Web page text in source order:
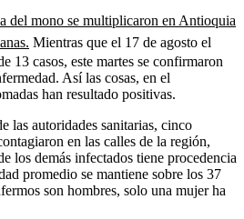
del mono se multiplicaron en Antioquia
Mientras que el 17 de agosto el
13 casos, este martes se confirmaron
Así las cosas, en el
han resultado positivas.
las autoridades sanitarias, cinco
en las calles de la región,
los demás infectados tiene procedencia
promedio se mantiene sobre los 37
son hombres, solo una mujer ha